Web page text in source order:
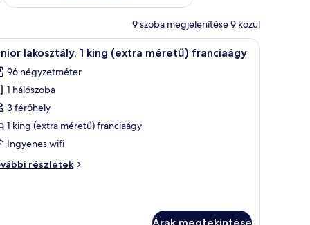
9 szoba megjelenítése 9 közül
kilátás a könnyű, áttetsző függönyökön keresztül.
televízióval felszerelve. Egy étkezőasztal, melyen fehér tányérok és
7 lakosztály, 1 king (extra méretű) franciaágy
96 négyzetméter
1 hálószoba
3 férőhely
1 king (extra méretű) franciaágy
Ingyenes wifi
részletek